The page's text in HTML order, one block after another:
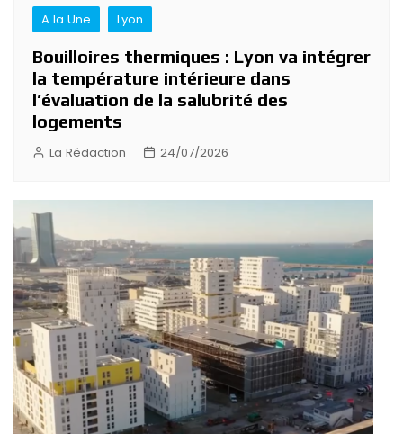
A la Une Lyon
Bouilloires thermiques : Lyon va intégrer
la température intérieure dans
l’évaluation de la salubrité des
logements
La Rédaction 24/07/2026